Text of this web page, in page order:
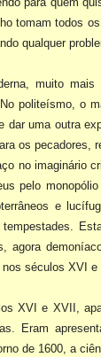
tomam todos
qualquer
muito
politeísmo, o
dar uma outra
os pecadores,
no imaginário
pelo
e
tempestades.
agora
séculos XVI
XVI e XVII,
Eram
de 1600, a